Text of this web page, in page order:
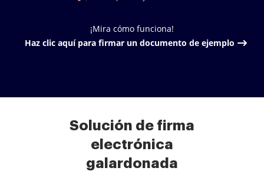
¡Mira cómo funciona!
Haz clic aquí para firmar un documento de ejemplo
Solución de firma
electrónica
galardonada